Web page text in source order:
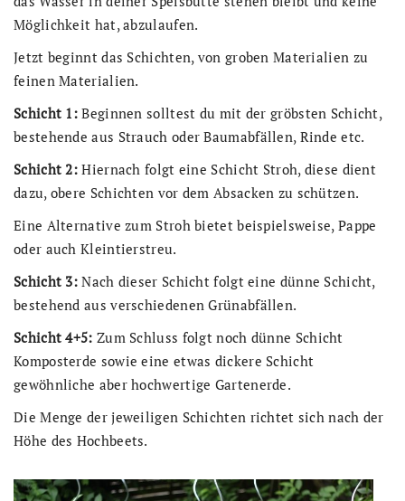
Möglichkeit hat, abzulaufen.
Jetzt beginnt das Schichten, von groben Materialien zu
feinen Materialien.
Schicht 1: Beginnen solltest du mit der gröbsten Schicht,
bestehende aus Strauch oder Baumabfällen, Rinde etc.
Schicht 2: Hiernach folgt eine Schicht Stroh, diese dient
dazu, obere Schichten vor dem Absacken zu schützen.
Eine Alternative zum Stroh bietet beispielsweise, Pappe
oder auch Kleintierstreu.
Schicht 3: Nach dieser Schicht folgt eine dünne Schicht,
bestehend aus verschiedenen Grünabfällen.
Schicht 4+5: Zum Schluss folgt noch dünne Schicht
Komposterde sowie eine etwas dickere Schicht
gewöhnliche aber hochwertige Gartenerde.
Die Menge der jeweiligen Schichten richtet sich nach der
Höhe des Hochbeets.